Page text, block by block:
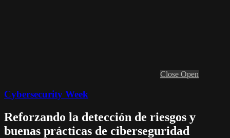
Close Open
Cybersecurity Week
Reforzando la detección de riesgos y
buenas prácticas de ciberseguridad